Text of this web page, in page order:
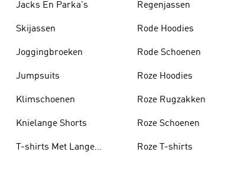
Jacks En Parka's
Skijassen
Joggingbroeken
Jumpsuits
Klimschoenen
Knielange Shorts
T-shirts Met Lange
Regenjassen
Rode Hoodies
Rode Schoenen
Roze Hoodies
Roze Rugzakken
Roze Schoenen
Roze T-shirts